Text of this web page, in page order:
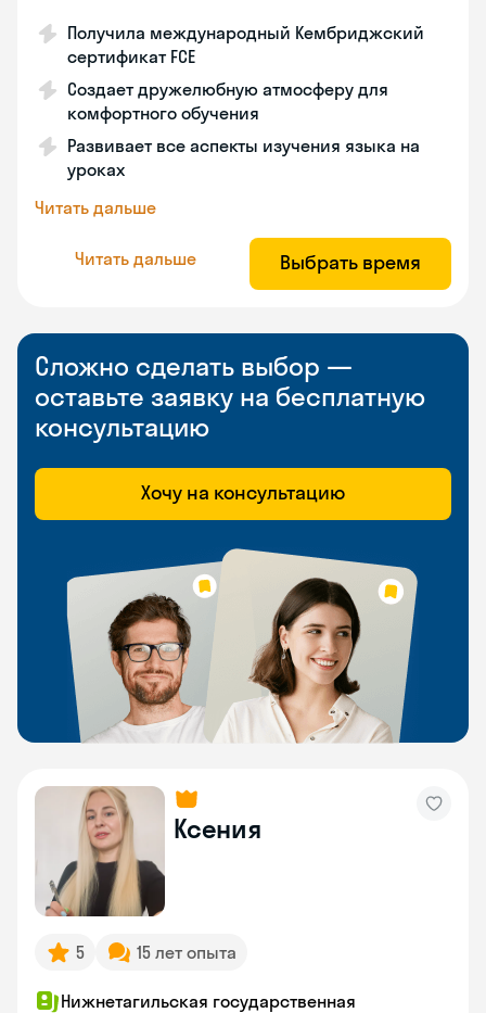
Получила международный Кембриджский
сертификат FCE
Создает дружелюбную атмосферу для
комфортного обучения
Развивает все аспекты изучения языка на
уроках
Читать дальше
Читать дальше Выбрать время
Сложно сделать выбор —
оставьте заявку на бесплатную
консультацию
Хочу на консультацию
Ксения
5 15 лет опыта
Нижнетагильская государственная